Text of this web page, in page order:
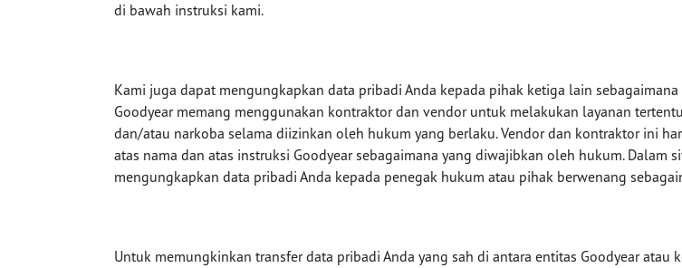
di bawah instruksi kami.
Kami juga dapat mengungkapkan data pribadi Anda kepada pihak ketiga lain
Goodyear memang menggunakan kontraktor dan vendor untuk melakukan layanan
dan/atau narkoba selama diizinkan oleh hukum yang berlaku. Vendor dan kontraktor ini
atas nama dan atas instruksi Goodyear sebagaimana yang diwajibkan oleh hukum.
mengungkapkan data pribadi Anda kepada penegak hukum atau pihak berwenang
Untuk memungkinkan transfer data pribadi Anda yang sah di antara entitas Goodyear atau